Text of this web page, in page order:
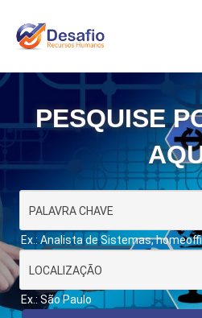
PESQUISE
Ex.: Analista de Sistemas,
Ex.: São Paulo